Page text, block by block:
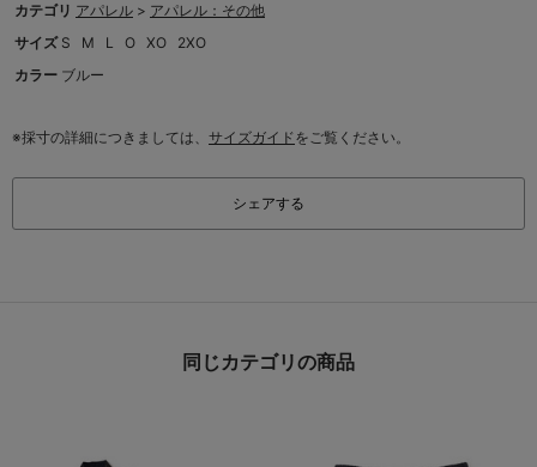
カテゴリ アパレル > アパレル：その他
サイズ S M L O XO
2XO
カラー ブルー
※採寸の詳細につきましては、 サイズガイドをご覧ください。
シェアする
同じカテゴリの商品